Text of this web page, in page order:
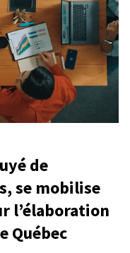
de
se mobilise
l’élaboration
Québec